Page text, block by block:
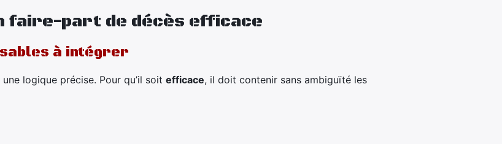
faire-part de décès efficace
à intégrer
logique précise. Pour qu’il soit efficace, il doit contenir sans ambiguïté les